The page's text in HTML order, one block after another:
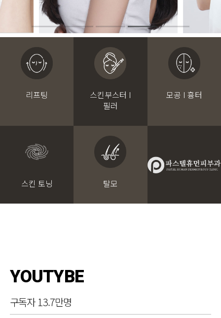
리프팅
스킨부스터 I
필러
모공 I 흉터
스킨 토닝 탈모
YOUTYBE
구독자 13.7만명